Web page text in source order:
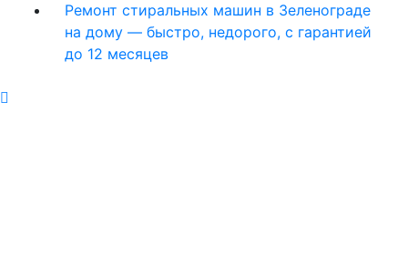
Ремонт стиральных машин в Зеленограде
на дому — быстро, недорого, с гарантией
до 12 месяцев